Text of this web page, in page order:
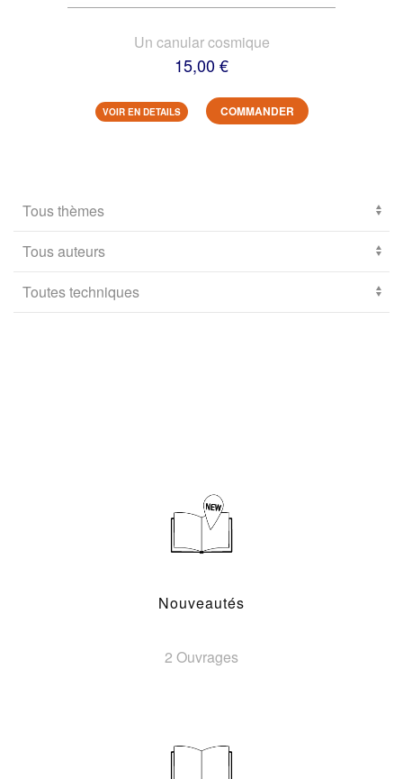
Un canular cosmique
15,00 €
VOIR EN DETAILS COMMANDER
Nouveautés
2 Ouvrages